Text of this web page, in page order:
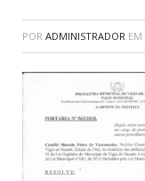
POR ADMINISTRADOR EM